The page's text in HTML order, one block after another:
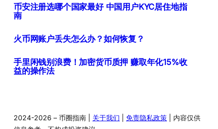
币安注册选哪个国家最好 中国用户KYC居住地指
南
火币网账户丢失怎么办？如何恢复？
手里闲钱别浪费！加密货币质押 赚取年化15%收
益的操作法
2024-2026 – 币圈指南 | 关于我们 免责隐私政策 | 内容仅供